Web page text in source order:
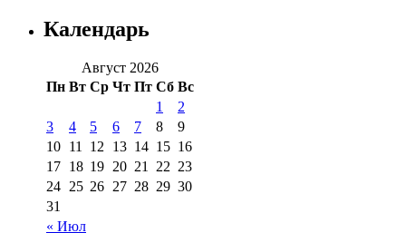
Календарь
Август 2026
Пн Вт Ср Чт Пт Сб Вс
« Июл
1
2
3
4 5 6 7 8
9
10 11 12 13 14 15 16
17 18 19 20 21 22 23
24 25 26 27 28 29 30
31